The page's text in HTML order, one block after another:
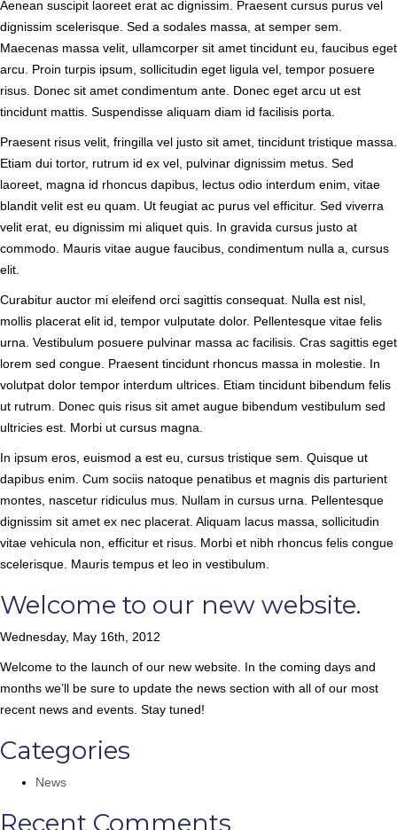
Aenean suscipit laoreet erat ac dignissim. Praesent cursus purus vel
dignissim scelerisque. Sed a sodales massa, at semper sem.
Maecenas massa velit, ullamcorper sit amet tincidunt eu, faucibus eget
arcu. Proin turpis ipsum, sollicitudin eget ligula vel, tempor posuere
risus. Donec sit amet condimentum ante. Donec eget arcu ut est
tincidunt mattis. Suspendisse aliquam diam id facilisis porta.
Praesent risus velit, fringilla vel justo sit amet, tincidunt tristique massa.
Etiam dui tortor, rutrum id ex vel, pulvinar dignissim metus. Sed
laoreet, magna id rhoncus dapibus, lectus odio interdum enim, vitae
blandit velit est eu quam. Ut feugiat ac purus vel efficitur. Sed viverra
velit erat, eu dignissim mi aliquet quis. In gravida cursus justo at
commodo. Mauris vitae augue faucibus, condimentum nulla a, cursus
elit.
Curabitur auctor mi eleifend orci sagittis consequat. Nulla est nisl,
mollis placerat elit id, tempor vulputate dolor. Pellentesque vitae felis
urna. Vestibulum posuere pulvinar massa ac facilisis. Cras sagittis eget
lorem sed congue. Praesent tincidunt rhoncus massa in molestie. In
volutpat dolor tempor interdum ultrices. Etiam tincidunt bibendum felis
ut rutrum. Donec quis risus sit amet augue bibendum vestibulum sed
ultricies est. Morbi ut cursus magna.
In ipsum eros, euismod a est eu, cursus tristique sem. Quisque ut
dapibus enim. Cum sociis natoque penatibus et magnis dis parturient
montes, nascetur ridiculus mus. Nullam in cursus urna. Pellentesque
dignissim sit amet ex nec placerat. Aliquam lacus massa, sollicitudin
vitae vehicula non, efficitur et risus. Morbi et nibh rhoncus felis congue
scelerisque. Mauris tempus et leo in vestibulum.
Welcome to our new website.
Wednesday, May 16th, 2012
Welcome to the launch of our new website. In the coming days and
months we’ll be sure to update the news section with all of our most
recent news and events. Stay tuned!
Categories
News
Recent Comments